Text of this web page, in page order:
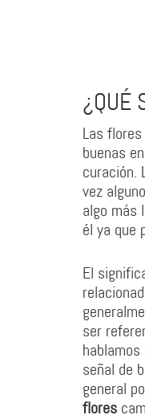
¿QUÉ
Las
buenas
curación.
vez
algo más
él ya que
El
ser
señal de
general
flores